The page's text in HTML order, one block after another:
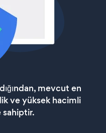
mevcut en
ve yüksek hacimli